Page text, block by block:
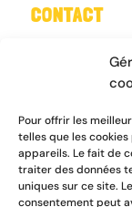
Pour offrir les
telles que les
appareils. Le fait de
traiter des données
uniques sur ce site.
consentement peut
CONTACT
Tel : 05 61 08 18